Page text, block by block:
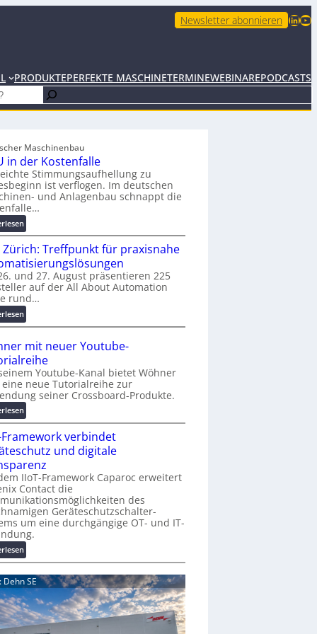
Newsletter abonnieren LinkedIn YouTube
PRODUKTEPERFEKTE MASCHINETERMINEWEBINAREPODCASTS
Maschinenbau
in der Kostenfalle
Stimmungsaufhellung zu
ist verflogen. Im deutschen
und Anlagenbau schnappt die
:
K
M
U
i
n
d
r
o
s
t
e
n
f
a
l
l
e
Zürich: Treffpunkt für praxisnahe
und 27. August präsentieren 225
auf der All About Automation
rund…
:
A
A
Z
ü
r
i
c
:
T
r
e
f
f
p
u
n
k
f
ü
r
p
mit neuer Youtube-
Youtube-Kanal bietet Wöhner
neue Tutorialreihe zur
seiner Crossboard-Produkte.
:
W
ö
h
n
e
r
m
i
t
n
e
u
e
r
Y
o
u
Framework verbindet
und digitale
IIoT-Framework Caparoc erweitert
Contact die
des
Geräteschutzschalter-
um eine durchgängige OT- und IT-
:
I
I
o
T
-
F
Dehn SE